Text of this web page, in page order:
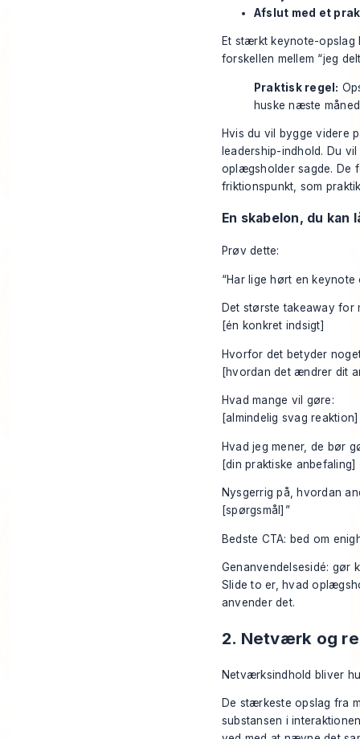
Afslut med et
Et stærkt keynote-
forskellen mellem “jeg
Praktisk regel:
huske næste
Hvis du vil bygge videre
leadership-indhold. Du
oplægsholder sagde. De
friktionspunkt, som
En skabelon, du kan
Prøv dette:
“Har lige hørt en keynote
Det største takeaway for
[én konkret indsigt]
Hvorfor det betyder
[hvordan det ændrer dit
Hvad mange vil gøre:
[almindelig svag reaktion]
Hvad jeg mener, de bør
[din praktiske anbefaling]
Nysgerrig på, hvordan
[spørgsmål]”
Bedste CTA: bed om
Genanvendelsesidé: gør
Slide to er, hvad
anvender det.
2. Netværk og
Netværksindhold bliver
De stærkeste opslag fra
substansen i